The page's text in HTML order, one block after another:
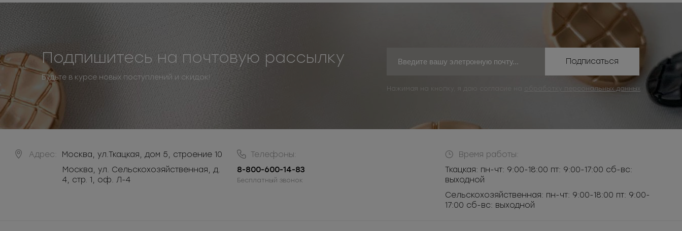
Подпишитесь на почтовую рассылку
Будьте в курсе новых поступлений и скидок!
Подписаться
Нажимая на кнопку, я даю согласие на обработку персональных данных
Адрес: Москва, ул.Ткацкая, дом 5, строение 10
Москва, ул. Сельскохозяйственная, д.
4, стр. 1, оф. Л-4
Телефоны:
8-800-600-14-83
Бесплатный звонок
Время работы:
Ткацкая: пн-чт: 9:00-18:00 пт: 9:00-17:00 сб-вс:
выходной
Сельскохозяйственная: пн-чт: 9:00-18:00 пт: 9:00-
17:00 сб-вс: выходной